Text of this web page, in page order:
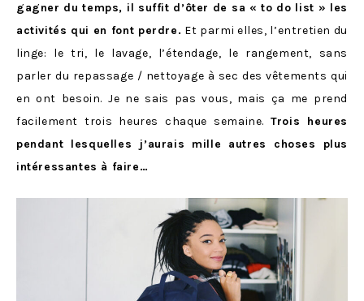
gagner du temps, il suffit d’ôter de sa « to do list » les
activités qui en font perdre. Et parmi elles, l’entretien du
linge: le tri, le lavage, l’étendage, le rangement, sans
parler du repassage / nettoyage à sec des vêtements qui
en ont besoin. Je ne sais pas vous, mais ça me prend
facilement trois heures chaque semaine.Trois heures
pendant lesquelles j’aurais mille autres choses plus
intéressantes à faire…